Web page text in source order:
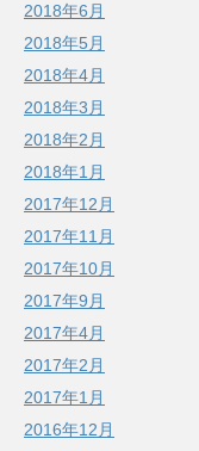
2018年6月
2018年5月
2018年4月
2018年3月
2018年2月
2018年1月
2017年12月
2017年11月
2017年10月
2017年9月
2017年4月
2017年2月
2017年1月
2016年12月